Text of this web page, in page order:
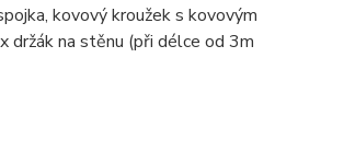
kovový kroužek s kovovým
držák na stěnu (při délce od 3m